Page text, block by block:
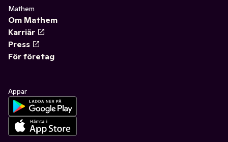
Mathem
Om Mathem
Karriär
Press
För företag
Appar